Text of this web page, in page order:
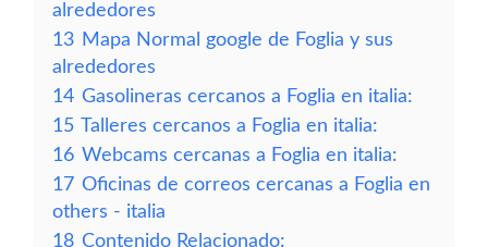
alrededores
13 Mapa Normal google de Foglia y sus
alrededores
14 Gasolineras cercanos a Foglia en italia:
15 Talleres cercanos a Foglia en italia:
16 Webcams cercanas a Foglia en italia:
17 Oficinas de correos cercanas a Foglia en
others - italia
18 Contenido Relacionado: